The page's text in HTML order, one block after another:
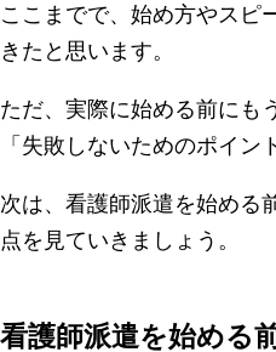
ここまでで、始め方やスピ
きたと思います。
ただ、実際に始める前にも
「失敗しないためのポイン
次は、看護師派遣を始める
点を見ていきましょう。
看護師派遣を始める